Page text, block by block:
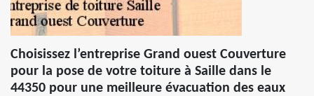
Choisissez l’entreprise Grand ouest Couverture
pour la pose de votre toiture à Saille dans le
44350 pour une meilleure évacuation des eaux